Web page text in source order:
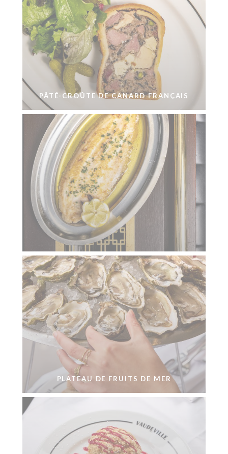
PÂTÉ-CROÛTE DE CANARD FRANÇAIS
PLATEAU DE FRUITS DE MER